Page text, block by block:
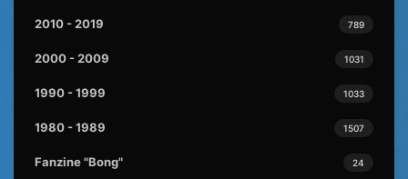
789
2010 - 2019
1031
2000 - 2009
1033
1990 - 1999
1507
1980 - 1989
24
Fanzine "Bong"